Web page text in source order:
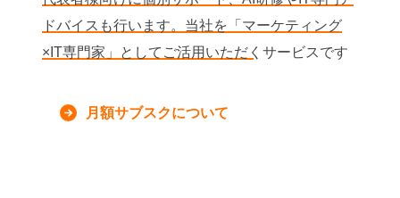
ドバイスも行います。当社を「マーケティング
×IT専門家」としてご活用いただくサービスです
月額サブスクについて